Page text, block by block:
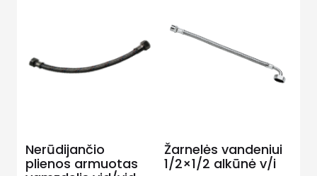
Nerūdijančio
plienos armuotas
Žarnelės vandeniui
1/2×1/2 alkūnė v/i